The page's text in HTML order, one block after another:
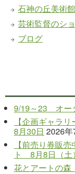
石神の丘美術
芸術監督のシ
ブログ
9/19～23 オー
【企画ギャラ
8月30日 2026年
【前売り券販
ト 8月8日（土）
花とアートの